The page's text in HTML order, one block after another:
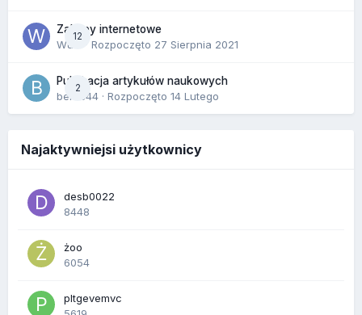
12
Zakupy internetowe
Wula
· Rozpoczęto 27 Sierpnia 2021
2
Publikacja artykułów naukowych
berus44 · Rozpoczęto 14 Lutego
Najaktywniejsi użytkownicy
desb0022
8448
żoo
6054
pltgevemvc